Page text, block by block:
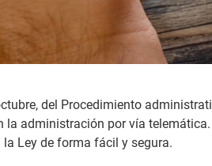
del Procedimiento
administración por vía
Ley de forma fácil y segura.